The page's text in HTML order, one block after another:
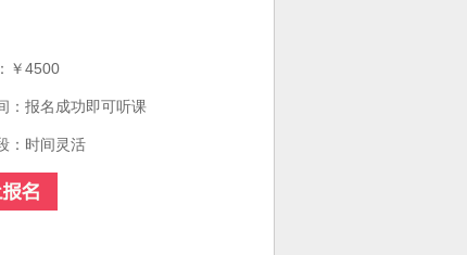
￥4500
：报名成功即可听课
：时间灵活